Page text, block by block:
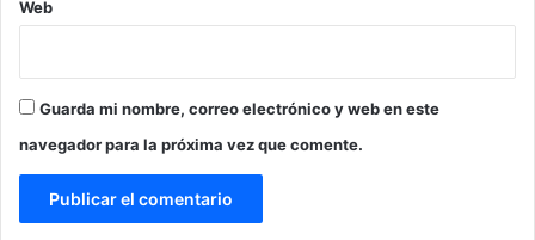
Web
Guarda mi nombre, correo electrónico y web en este
navegador para la próxima vez que comente.